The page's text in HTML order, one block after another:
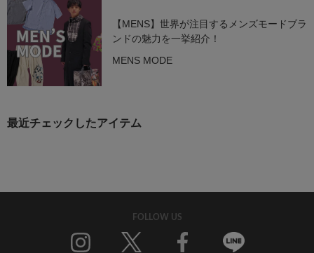
【MENS】世界が注目するメンズモードブラ
ンドの魅力を一挙紹介！
MENS MODE
最近チェックしたアイテム
FOLLOW US